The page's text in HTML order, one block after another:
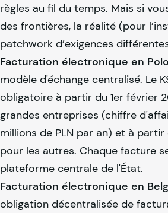
règles au fil du temps. Mais si
des frontières, la réalité (pour
patchwork d’exigences
Facturation électronique en
modèle d'échange centralisé. Le
obligatoire à partir du 1er février
grandes entreprises (chiffre
millions de PLN par an) et à partir
pour les autres. Chaque facture
plateforme centrale de l'État.
Facturation électronique en
obligation décentralisée de